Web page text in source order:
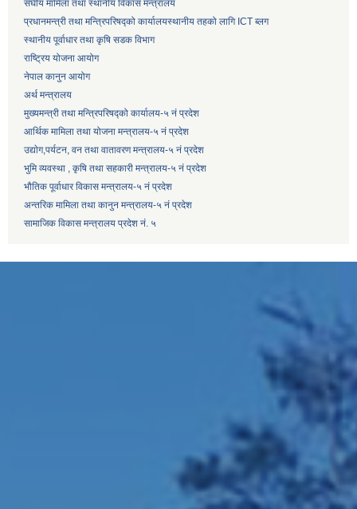
संघीय मामिला तथा स्थानीय विकास मन्त्रालय
प्रधानमन्त्री तथा मन्त्रिपरिषद्को कार्यालयस्थानीय तहको लागि ICT ब्लग
स्थानीय पूर्वाधार तथा कृषि सडक विभाग
राष्ट्रिय योजना आयोग
नेपाल कानुन आयोग
अर्थ मन्त्रालय
मुख्यमन्त्री तथा मन्त्रिपरिषद्को कार्यालय-५ नं प्रदेश
आर्थिक मामिला तथा योजना मन्त्रालय-५ नं प्रदेश
उद्याेग,पर्यटन, वन तथा वातावरण मन्त्रालय-५ नं प्रदेश
भुमि व्यवस्था , कृषि तथा सहकारी मन्त्रालय-५ नं प्रदेश
भौतिक पूर्वाधार विकास मन्त्रालय-५ नं प्रदेश
अन्तरिक मामिला तथा कानुन मन्त्रालय-५ नं प्रदेश
सामाजिक विकास मन्त्रालय प्रदेश नं. ५